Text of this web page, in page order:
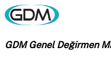
GDM Genel Değirmen